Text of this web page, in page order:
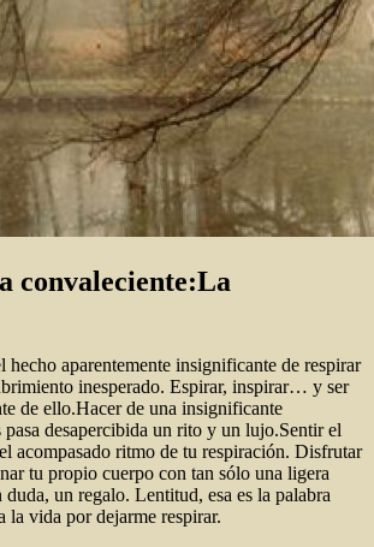
convaleciente:La
hecho aparentemente insignificante de respirar
inesperado. Espirar, inspirar… y ser
de ello.Hacer de una insignificante
desapercibida un rito y un lujo.Sentir el
acompasado ritmo de tu respiración. Disfrutar
tu propio cuerpo con tan sólo una ligera
duda, un regalo. Lentitud, esa es la palabra
la vida por dejarme respirar.